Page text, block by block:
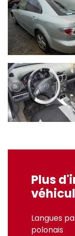
Plus
Langues
polonais